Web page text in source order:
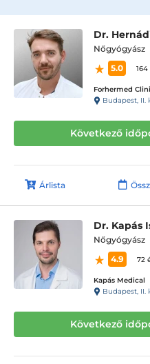
Dr.
Nőgyógyász
5.0
Forhermed
Budapest, II. kerület,
Következő
Árlista
Dr. Kapás
Nőgyógyász
4.9
72
Kapás Medical
Budapest, II.
Következő